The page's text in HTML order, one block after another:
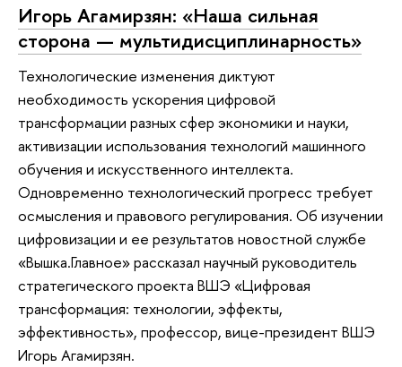
Игорь Агамирзян: «Наша сильная
сторона — мультидисциплинарность»
Технологические изменения диктуют
необходимость ускорения цифровой
трансформации разных сфер экономики и науки,
активизации использования технологий машинного
обучения и искусственного интеллекта.
Одновременно технологический прогресс требует
осмысления и правового регулирования. Об изучении
цифровизации и ее результатов новостной службе
«Вышка.Главное» рассказал научный руководитель
стратегического проекта ВШЭ «Цифровая
трансформация: технологии, эффекты,
эффективность», профессор, вице-президент ВШЭ
Игорь Агамирзян.